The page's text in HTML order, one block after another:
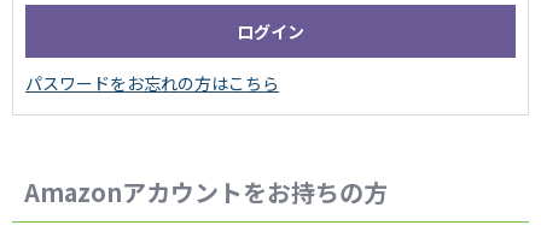
Amazonアカウントをお持ちの方